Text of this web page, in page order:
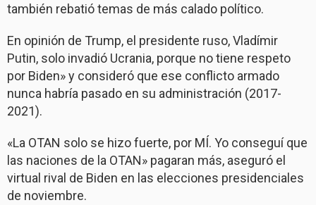
también rebatió temas de más calado político.
En opinión de Trump, el presidente ruso, Vladímir
Putin, solo invadió Ucrania, porque no tiene respeto
por Biden» y consideró que ese conflicto armado
nunca habría pasado en su administración (2017-
2021).
«La OTAN solo se hizo fuerte, por MÍ. Yo conseguí que
las naciones de la OTAN» pagaran más, aseguró el
virtual rival de Biden en las elecciones presidenciales
de noviembre.